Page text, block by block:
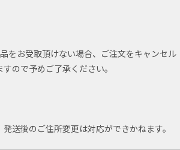
をお受取頂けない場合、ご注文をキャンセル
ので予めご了承ください。
送後のご住所変更は対応ができかねます。